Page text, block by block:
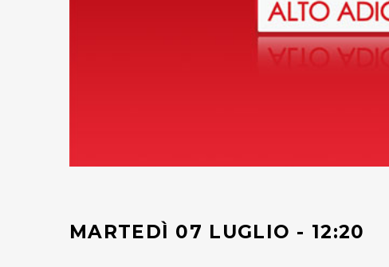
MARTEDÌ 07 LUGLIO - 12:20